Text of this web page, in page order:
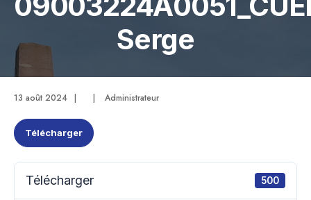
Serge
13 août 2024 | | Administrateur
Télécharger
Télécharger 500